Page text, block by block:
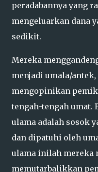
peradabannya yang
mengeluarkan dana
sedikit.
Mereka
menjadi umala/
mengopinikan
tengah-tengah umat.
ulama adalah sosok
dan dipatuhi oleh
ulama inilah mereka
memutarbalikkan